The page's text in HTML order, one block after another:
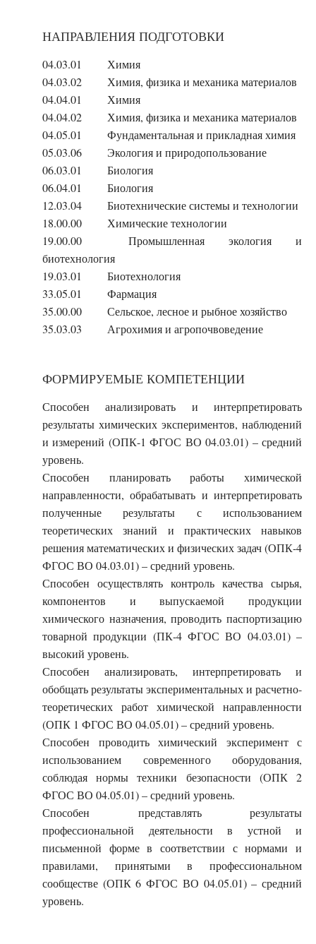
НАПРАВЛЕНИЯ ПОДГОТОВКИ
04.03.01
Химия
04.03.02
Химия, физика и механика материалов
04.04.01
Химия
04.04.02
Химия, физика и механика материалов
04.05.01
Фундаментальная и прикладная химия
05.03.06
Экология и природопользование
06.03.01
Биология
06.04.01
Биология
12.03.04
Биотехнические системы и технологии
18.00.00
Химические технологии
19.00.00
Промышленная экология и
биотехнология
19.03.01
Биотехнология
33.05.01
Фармация
35.00.00
Сельское, лесное и рыбное хозяйство
35.03.03
Агрохимия и агропочвоведение
ФОРМИРУЕМЫЕ КОМПЕТЕНЦИИ
Способен анализировать и интерпретировать
результаты химических экспериментов, наблюдений
и измерений (ОПК-1 ФГОС ВО 04.03.01) – средний
уровень.
Способен планировать работы химической
направленности, обрабатывать и интерпретировать
полученные результаты с использованием
теоретических знаний и практических навыков
решения математических и физических задач (ОПК-4
ФГОС ВО 04.03.01) – средний уровень.
Способен осуществлять контроль качества сырья,
компонентов и выпускаемой продукции
химического назначения, проводить паспортизацию
товарной продукции (ПК-4 ФГОС ВО 04.03.01) –
высокий уровень.
Способен анализировать, интерпретировать и
обобщать результаты экспериментальных и расчетно-
теоретических работ химической направленности
(ОПК 1 ФГОС ВО 04.05.01) – средний уровень.
Способен проводить химический эксперимент с
использованием современного оборудования,
соблюдая нормы техники безопасности (ОПК 2
ФГОС ВО 04.05.01) – средний уровень.
Способен представлять результаты
профессиональной деятельности в устной и
письменной форме в соответствии с нормами и
правилами, принятыми в профессиональном
сообществе (ОПК 6 ФГОС ВО 04.05.01) – средний
уровень.